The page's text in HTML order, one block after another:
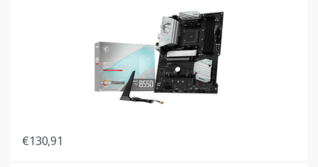
€130,91